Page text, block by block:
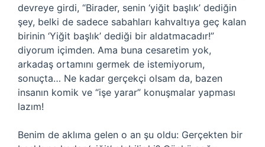
devreye girdi, “Birader, senin ‘yiğit başlık’ dediğin
şey, belki de sadece sabahları kahvaltıya geç kalan
birinin ‘Yiğit başlık’ dediği bir aldatmacadır!”
diyorum içimden. Ama buna cesaretim yok,
arkadaş ortamını germek de istemiyorum,
sonuçta… Ne kadar gerçekçi olsam da, bazen
insanın komik ve “işe yarar” konuşmalar yapması
lazım!
Benim de aklıma gelen o an şu oldu: Gerçekten bir